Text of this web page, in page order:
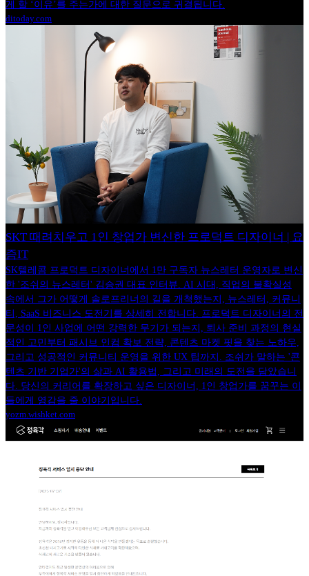
게 할 ‘이유’를 주는가에 대한 질문으로 귀결됩니다.
ditoday.com
SKT 때려치우고 1인 창업가 변신한 프로덕트 디자이너 | 요
즘IT
SK텔레콤 프로덕트 디자이너에서 1만 구독자 뉴스레터 운영자로 변신
한 '조쉬의 뉴스레터' 김승권 대표 인터뷰. AI 시대, 직업의 불확실성
속에서 그가 어떻게 솔로프리너의 길을 개척했는지, 뉴스레터, 커뮤니
티, SaaS 비즈니스 도전기를 상세히 전합니다. 프로덕트 디자이너의 전
문성이 1인 사업에 어떤 강력한 무기가 되는지, 퇴사 준비 과정의 현실
적인 고민부터 패시브 인컴 확보 전략, 콘텐츠 마켓 핏을 찾는 노하우,
그리고 성공적인 커뮤니티 운영을 위한 UX 팁까지. 조쉬가 말하는 '콘
텐츠 기반 기업가'의 삶과 AI 활용법, 그리고 미래의 도전을 담았습니
다. 당신의 커리어를 확장하고 싶은 디자이너, 1인 창업가를 꿈꾸는 이
들에게 영감을 줄 이야기입니다.
yozm.wishket.com